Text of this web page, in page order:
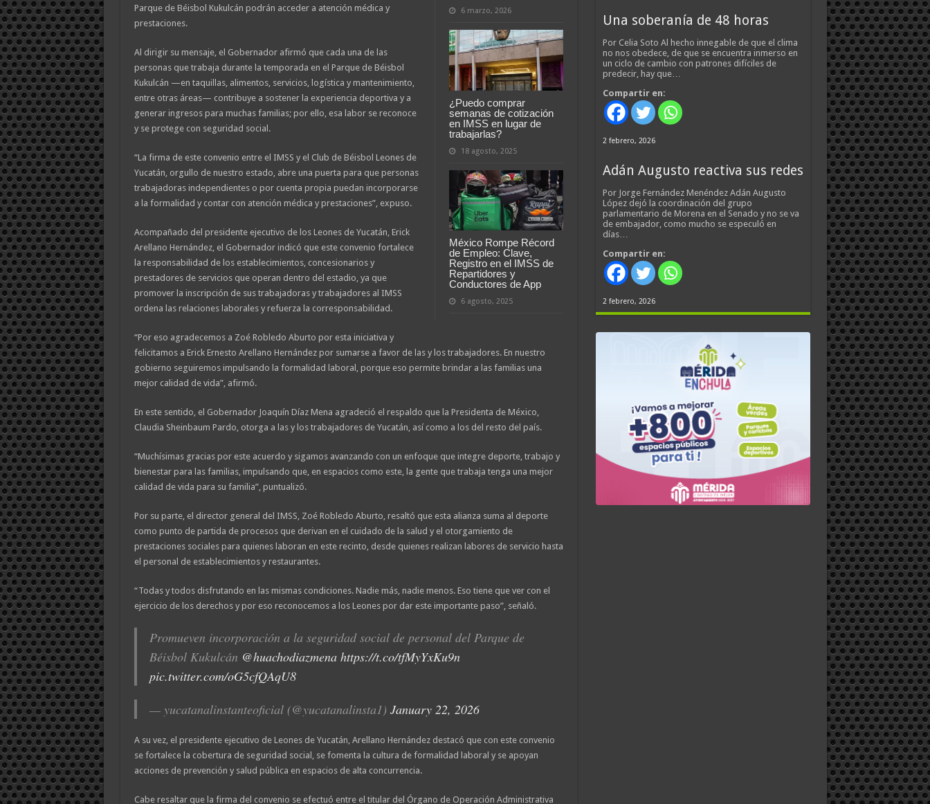
6 marzo, 2026
¿Puedo comprar
semanas de cotización
en IMSS en lugar de
trabajarlas?
18 agosto, 2025
México Rompe Récord
de Empleo: Clave,
Registro en el IMSS de
Repartidores y
Conductores de App
6 agosto, 2025
Parque de Béisbol Kukulcán podrán acceder a atención médica y
prestaciones.
Al dirigir su mensaje, el Gobernador afirmó que cada una de las
personas que trabaja durante la temporada en el Parque de Béisbol
Kukulcán —en taquillas, alimentos, servicios, logística y mantenimiento,
entre otras áreas— contribuye a sostener la experiencia deportiva y a
generar ingresos para muchas familias; por ello, esa labor se reconoce
y se protege con seguridad social.
“La firma de este convenio entre el IMSS y el Club de Béisbol Leones de
Yucatán, orgullo de nuestro estado, abre una puerta para que personas
trabajadoras independientes o por cuenta propia puedan incorporarse
a la formalidad y contar con atención médica y prestaciones”, expuso.
Acompañado del presidente ejecutivo de los Leones de Yucatán, Erick
Arellano Hernández, el Gobernador indicó que este convenio fortalece
la responsabilidad de los establecimientos, concesionarios y
prestadores de servicios que operan dentro del estadio, ya que
promover la inscripción de sus trabajadoras y trabajadores al IMSS
ordena las relaciones laborales y refuerza la corresponsabilidad.
“Por eso agradecemos a Zoé Robledo Aburto por esta iniciativa y
felicitamos a Erick Ernesto Arellano Hernández por sumarse a favor de las y los trabajadores. En nuestro
gobierno seguiremos impulsando la formalidad laboral, porque eso permite brindar a las familias una
mejor calidad de vida”, afirmó.
En este sentido, el Gobernador Joaquín Díaz Mena agradeció el respaldo que la Presidenta de México,
Claudia Sheinbaum Pardo, otorga a las y los trabajadores de Yucatán, así como a los del resto del país.
“Muchísimas gracias por este acuerdo y sigamos avanzando con un enfoque que integre deporte, trabajo y
bienestar para las familias, impulsando que, en espacios como este, la gente que trabaja tenga una mejor
calidad de vida para su familia”, puntualizó.
Por su parte, el director general del IMSS, Zoé Robledo Aburto, resaltó que esta alianza suma al deporte
como punto de partida de procesos que derivan en el cuidado de la salud y el otorgamiento de
prestaciones sociales para quienes laboran en este recinto, desde quienes realizan labores de servicio hasta
el personal de establecimientos y restaurantes.
“Todas y todos disfrutando en las mismas condiciones. Nadie más, nadie menos. Eso tiene que ver con el
ejercicio de los derechos y por eso reconocemos a los Leones por dar este importante paso”, señaló.
Promueven incorporación a la seguridad social de personal del Parque de
Béisbol Kukulcán @huachodiazmena https://t.co/tfMyYxKu9n
pic.twitter.com/oG5cfQAqU8
— yucatanalinstanteoficial (@yucatanalinsta1) January 22, 2026
A su vez, el presidente ejecutivo de Leones de Yucatán, Arellano Hernández destacó que con este convenio
se fortalece la cobertura de seguridad social, se fomenta la cultura de formalidad laboral y se apoyan
acciones de prevención y salud pública en espacios de alta concurrencia.
Cabe resaltar que la firma del convenio se efectuó entre el titular del Órgano de Operación Administrativa
Una soberanía de 48 horas
Por Celia Soto Al hecho innegable de que el clima
no nos obedece, de que se encuentra inmerso en
un ciclo de cambio con patrones difíciles de
predecir, hay que…
Compartir en:
2 febrero, 2026
Adán Augusto reactiva sus redes
Por Jorge Fernández Menéndez Adán Augusto
López dejó la coordinación del grupo
parlamentario de Morena en el Senado y no se va
de embajador, como mucho se especuló en
días…
Compartir en:
2 febrero, 2026